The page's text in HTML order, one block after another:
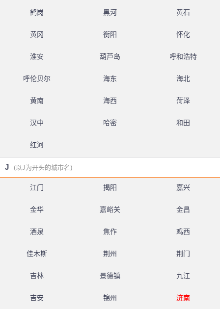
鹤岗 黑河 黄石
黄冈 衡阳 怀化
淮安 葫芦岛 呼和浩特
呼伦贝尔 海东 海北
黄南 海西 菏泽
汉中 哈密 和田
红河
J (以J为开头的城市名)
江门 揭阳 嘉兴
金华 嘉峪关 金昌
酒泉 焦作 鸡西
佳木斯 荆州 荆门
吉林 景德镇 九江
吉安 锦州 济南